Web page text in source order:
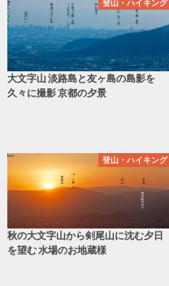
登山・ハイキング
大文字山 淡路島と友ヶ島の島影を
久々に撮影 京都の夕景
登山・ハイキング
秋の大文字山から剣尾山に沈む夕日
を望む 水場のお地蔵様